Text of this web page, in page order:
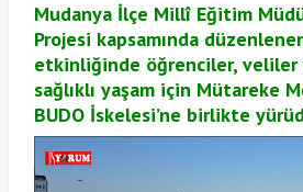
Mudanya İlçe Millî Eğitim
Projesi kapsamında
etkinliğinde öğrenciler,
sağlıklı yaşam için Mütareke
BUDO İskelesi’ne birlikte